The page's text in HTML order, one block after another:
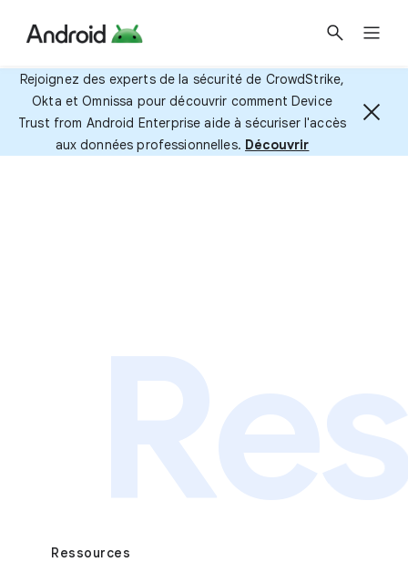
Rejoignez des experts de la sécurité de CrowdStrike,
Okta et Omnissa pour découvrir comment Device
Trust from Android Enterprise aide à sécuriser l'accès
aux données professionnelles. Découvrir
Ressources